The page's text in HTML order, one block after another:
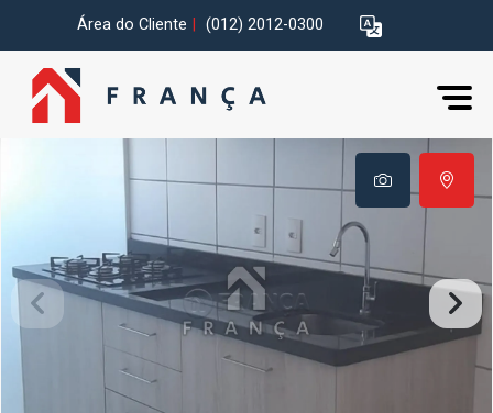
Área do Cliente (012) 2012-0300